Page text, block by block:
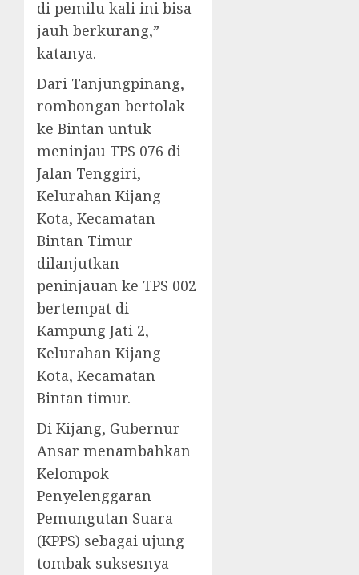
di pemilu kali ini bisa
jauh berkurang,”
katanya.
Dari Tanjungpinang,
rombongan bertolak
ke Bintan untuk
meninjau TPS 076 di
Jalan Tenggiri,
Kelurahan Kijang
Kota, Kecamatan
Bintan Timur
dilanjutkan
peninjauan ke TPS 002
bertempat di
Kampung Jati 2,
Kelurahan Kijang
Kota, Kecamatan
Bintan timur.
Di Kijang, Gubernur
Ansar menambahkan
Kelompok
Penyelenggaran
Pemungutan Suara
(KPPS) sebagai ujung
tombak suksesnya